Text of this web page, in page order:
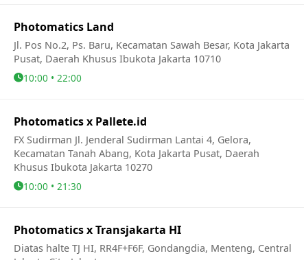
Photomatics Land
Jl. Pos No.2, Ps. Baru, Kecamatan Sawah Besar, Kota Jakarta
Pusat, Daerah Khusus Ibukota Jakarta 10710
10:00 • 22:00
Photomatics x Pallete.id
FX Sudirman Jl. Jenderal Sudirman Lantai 4, Gelora,
Kecamatan Tanah Abang, Kota Jakarta Pusat, Daerah
Khusus Ibukota Jakarta 10270
10:00 • 21:30
Photomatics x Transjakarta HI
Diatas halte TJ HI, RR4F+F6F, Gondangdia, Menteng, Central